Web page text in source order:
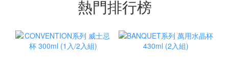
熱門排行榜